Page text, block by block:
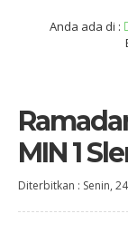
Anda ada di :
MIN 1
Diterbitkan : Senin,